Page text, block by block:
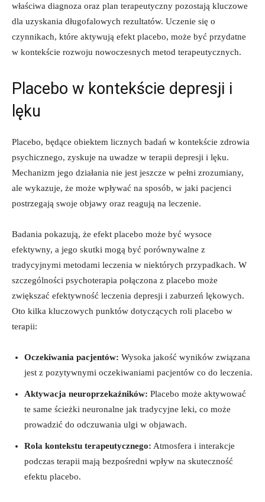
właściwa diagnoza oraz plan terapeutyczny pozostają kluczowe
dla uzyskania długofalowych rezultatów. Uczenie się o
czynnikach, które aktywują efekt placebo, może być przydatne
w kontekście rozwoju nowoczesnych metod terapeutycznych.
Placebo w kontekście depresji i
lęku
Placebo, będące obiektem licznych badań w kontekście zdrowia
psychicznego, zyskuje na uwadze w terapii depresji i lęku.
Mechanizm jego działania nie jest jeszcze w pełni zrozumiany,
ale wykazuje, że może wpływać na sposób, w jaki pacjenci
postrzegają swoje objawy oraz reagują na leczenie.
Badania pokazują, że efekt placebo może być wysoce
efektywny, a jego skutki mogą być porównywalne z
tradycyjnymi metodami leczenia w niektórych przypadkach. W
szczególności psychoterapia połączona z placebo może
zwiększać efektywność leczenia depresji i zaburzeń lękowych.
Oto kilka kluczowych punktów dotyczących roli placebo w
terapii:
Oczekiwania pacjentów: Wysoka jakość wyników związana
jest z pozytywnymi oczekiwaniami pacjentów co do leczenia.
Aktywacja neuroprzekaźników: Placebo może aktywować
te same ścieżki neuronalne jak tradycyjne leki, co może
prowadzić do odczuwania ulgi w objawach.
Rola kontekstu terapeutycznego: Atmosfera i interakcje
podczas terapii mają bezpośredni wpływ na skuteczność
efektu placebo.